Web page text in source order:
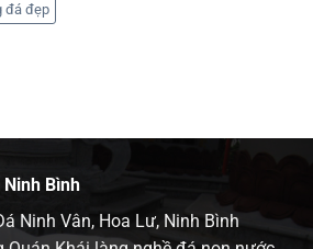
đá đẹp
Bình
Ninh Vân, Hoa Lư, Ninh Bình